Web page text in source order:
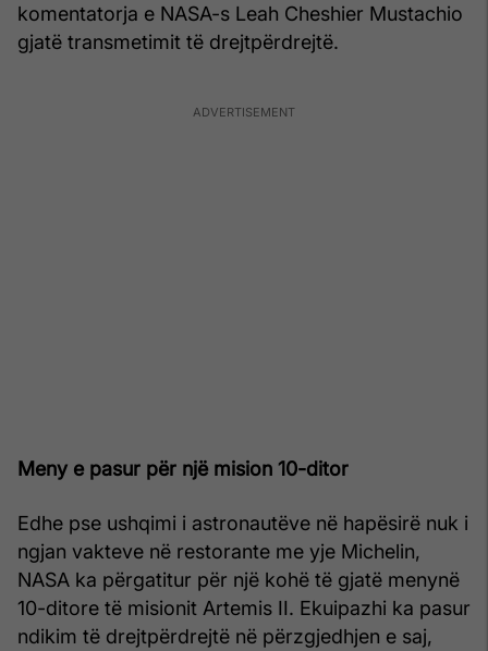
komentatorja e NASA-s Leah Cheshier Mustachio
gjatë transmetimit të drejtpërdrejtë.
Meny e pasur për një mision 10-ditor
Edhe pse ushqimi i astronautëve në hapësirë nuk i
ngjan vakteve në restorante me yje Michelin,
NASA ka përgatitur për një kohë të gjatë menynë
10-ditore të misionit Artemis II. Ekuipazhi ka pasur
ndikim të drejtpërdrejtë në përzgjedhjen e saj,